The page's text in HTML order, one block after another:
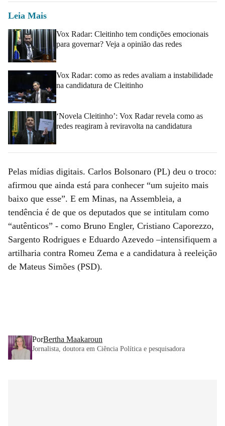
Leia Mais
Vox Radar: Cleitinho tem condições emocionais
para governar? Veja a opinião das redes
Vox Radar: como as redes avaliam a instabilidade
na candidatura de Cleitinho
‘Novela Cleitinho’: Vox Radar revela como as
redes reagiram à reviravolta na candidatura
Pelas mídias digitais. Carlos Bolsonaro (PL) deu o troco:
afirmou que ainda está para conhecer “um sujeito mais
baixo que esse”. E em Minas, na Assembleia, a
tendência é de que os deputados que se intitulam como
“autênticos” - como Bruno Engler, Cristiano Caporezzo,
Sargento Rodrigues e Eduardo Azevedo –intensifiquem a
artilharia contra Romeu Zema e a candidatura à reeleição
de Mateus Simões (PSD).
PorBertha Maakaroun
Jornalista, doutora em Ciência Política e pesquisadora